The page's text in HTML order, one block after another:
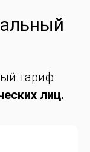
тариф
лиц.